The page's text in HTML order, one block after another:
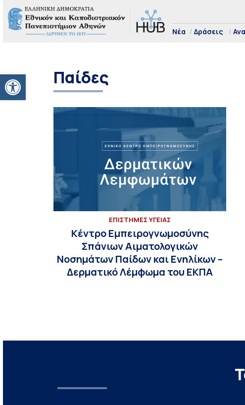
Ανοίξτε τη γραμμή εργαλείων
Νέα Δράσεις
Παίδες
ΕΠΙΣΤΗΜΕΣ ΥΓΕΙΑΣ
Κέντρο Εμπειρογνωμοσύνης
Σπάνιων Αιματολογικών
Νοσημάτων Παίδων και Ενηλίκων –
Δερματικό Λέμφωμα του ΕΚΠΑ